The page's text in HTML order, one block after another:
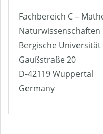
Fachbereich C –
Naturwissenschaften
Bergische
Gaußstraße 20
D-42119 Wuppertal
Germany